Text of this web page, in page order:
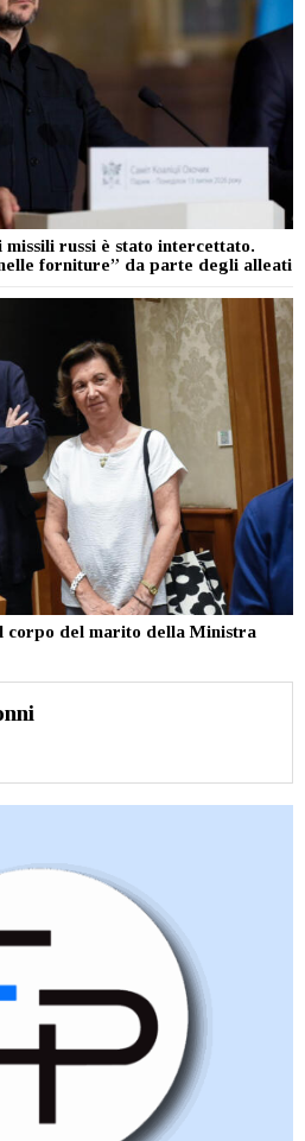
russi è stato intercettato.
forniture” da parte degli alleati
corpo del marito della Ministra